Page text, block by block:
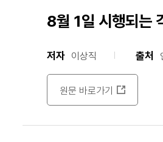
8월 1일 시행되는
저자 이상직 출처
원문 바로가기